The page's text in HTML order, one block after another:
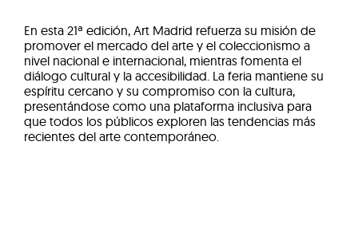
En esta 21ª edición, Art Madrid refuerza su misión de
promover el mercado del arte y el coleccionismo a
nivel nacional e internacional, mientras fomenta el
diálogo cultural y la accesibilidad. La feria mantiene su
espíritu cercano y su compromiso con la cultura,
presentándose como una plataforma inclusiva para
que todos los públicos exploren las tendencias más
recientes del arte contemporáneo.